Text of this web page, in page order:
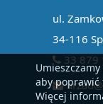
ul.
34-116
33 879
aby poprawić
Więcej